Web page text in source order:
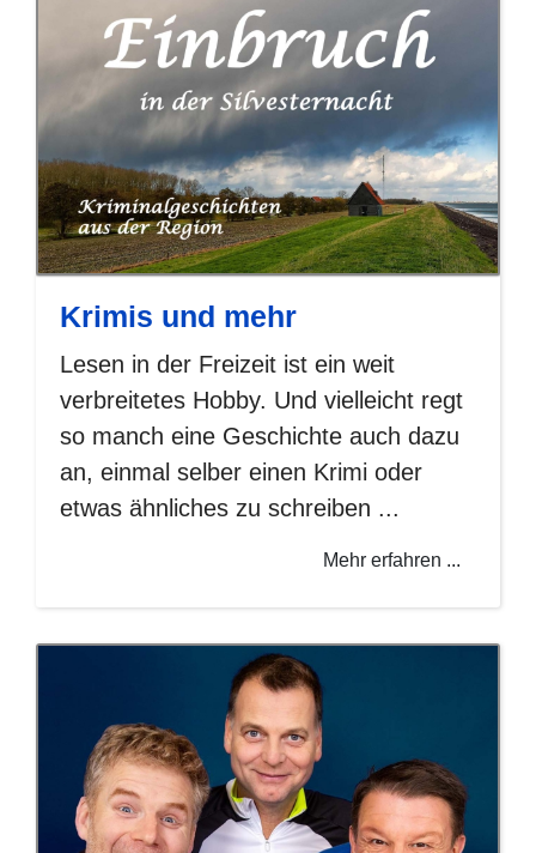
Krimis und mehr
Lesen in der Freizeit ist ein weit
verbreitetes Hobby. Und vielleicht regt
so manch eine Geschichte auch dazu
an, einmal selber einen Krimi oder
etwas ähnliches zu schreiben ...
Mehr erfahren ...